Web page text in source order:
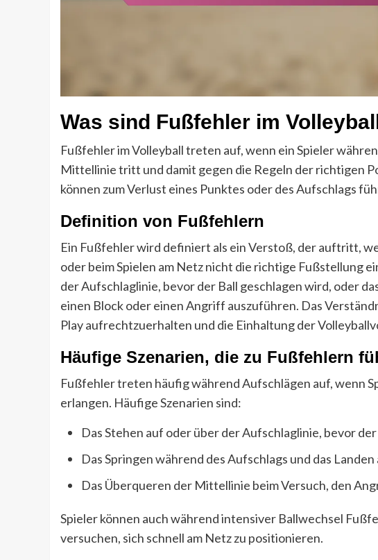
Was sind Fußfehler im
Fußfehler im Volleyball treten auf, wenn ein Spieler
Mittellinie tritt und damit gegen die Regeln der richtigen
können zum Verlust eines Punktes oder des Aufschlags
Definition von Fußfehlern
Ein Fußfehler wird definiert als ein Verstoß, der auftritt,
oder beim Spielen am Netz nicht die richtige Fußstellung
der Aufschlaglinie, bevor der Ball geschlagen wird, oder
einen Block oder einen Angriff auszuführen. Das
Play aufrechtzuerhalten und die Einhaltung der
Häufige Szenarien, die zu Fußfehlern
Fußfehler treten häufig während Aufschlägen auf, wenn
erlangen. Häufige Szenarien sind:
Das Stehen auf oder über der Aufschlaglinie, bevor
Das Springen während des Aufschlags und das
Das Überqueren der Mittellinie beim Versuch, den
Spieler können auch während intensiver Ballwechsel
versuchen, sich schnell am Netz zu positionieren.